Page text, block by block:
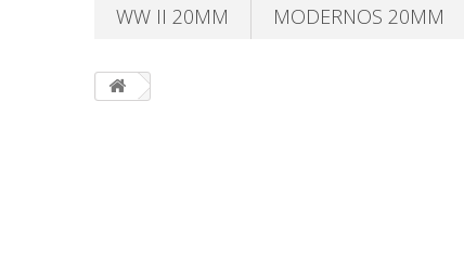
WW II 20MM MODERNOS 20MM